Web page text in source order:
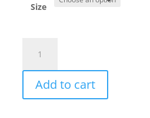
Size
Cynthia
Stagen
Waist
Shapper
Add to cart